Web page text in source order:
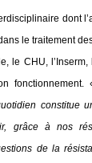
dont
le traitement
le CHU,
constitue
grâce à nos
de la